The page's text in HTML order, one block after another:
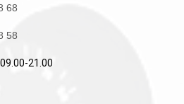
68
58
21.00